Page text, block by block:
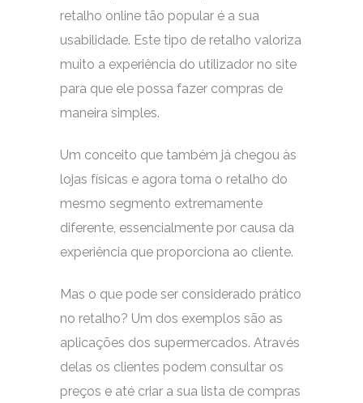
retalho online tão popular é a sua
usabilidade. Este tipo de retalho valoriza
muito a experiência do utilizador no site
para que ele possa fazer compras de
maneira simples.
Um conceito que também já chegou às
lojas físicas e agora torna o retalho do
mesmo segmento extremamente
diferente, essencialmente por causa da
experiência que proporciona ao cliente.
Mas o que pode ser considerado prático
no retalho? Um dos exemplos são as
aplicações dos supermercados. Através
delas os clientes podem consultar os
preços e até criar a sua lista de compras